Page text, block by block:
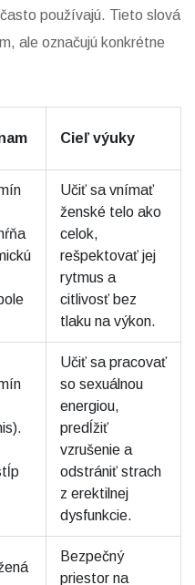
používajú. Tieto slová
ale označujú konkrétne
Cieľ výuky
Učiť sa vnímať
ženské telo ako
celok,
rešpektovať jej
rytmus a
citlivosť bez
tlaku na výkon.
Učiť sa pracovať
so sexuálnou
energiou,
predĺžiť
vzrušenie a
odstrániť strach
z erektilnej
dysfunkcie.
Bezpečný
priestor na